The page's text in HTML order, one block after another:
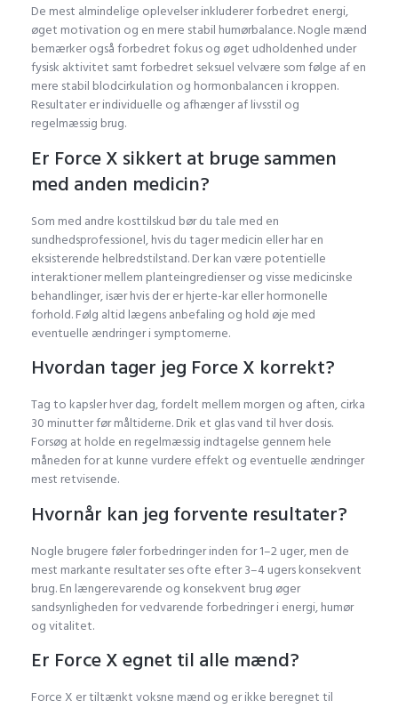
De mest almindelige oplevelser inkluderer forbedret energi,
øget motivation og en mere stabil humørbalance. Nogle mænd
bemærker også forbedret fokus og øget udholdenhed under
fysisk aktivitet samt forbedret seksuel velvære som følge af en
mere stabil blodcirkulation og hormonbalancen i kroppen.
Resultater er individuelle og afhænger af livsstil og
regelmæssig brug.
Er Force X sikkert at bruge sammen
med anden medicin?
Som med andre kosttilskud bør du tale med en
sundhedsprofessionel, hvis du tager medicin eller har en
eksisterende helbredstilstand. Der kan være potentielle
interaktioner mellem planteingredienser og visse medicinske
behandlinger, især hvis der er hjerte-kar eller hormonelle
forhold. Følg altid lægens anbefaling og hold øje med
eventuelle ændringer i symptomerne.
Hvordan tager jeg Force X korrekt?
Tag to kapsler hver dag, fordelt mellem morgen og aften, cirka
30 minutter før måltiderne. Drik et glas vand til hver dosis.
Forsøg at holde en regelmæssig indtagelse gennem hele
måneden for at kunne vurdere effekt og eventuelle ændringer
mest retvisende.
Hvornår kan jeg forvente resultater?
Nogle brugere føler forbedringer inden for 1–2 uger, men de
mest markante resultater ses ofte efter 3–4 ugers konsekvent
brug. En længerevarende og konsekvent brug øger
sandsynligheden for vedvarende forbedringer i energi, humør
og vitalitet.
Er Force X egnet til alle mænd?
Force X er tiltænkt voksne mænd og er ikke beregnet til